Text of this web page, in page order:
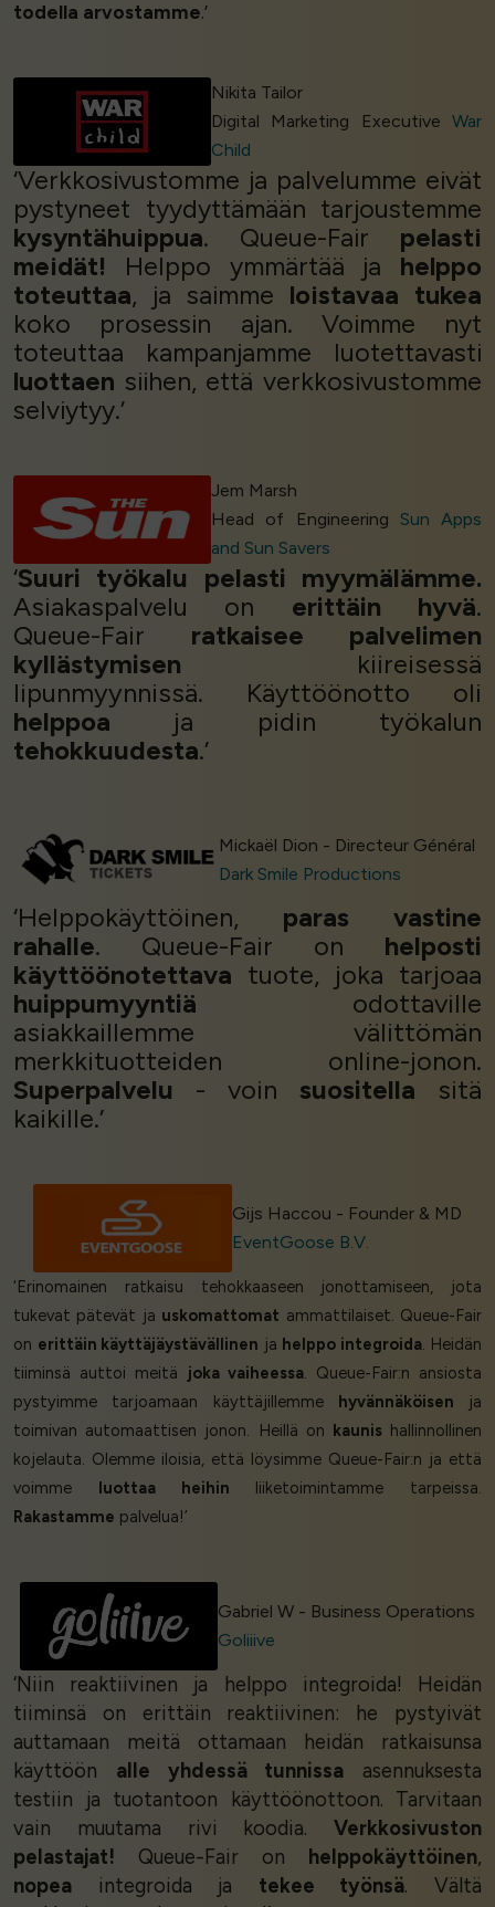
todella arvostamme.’
Nikita Tailor
Digital Marketing Executive War
Child
‘Verkkosivustomme ja palvelumme eivät
pystyneet tyydyttämään tarjoustemme
kysyntähuippua. Queue-Fair pelasti
meidät! Helppo ymmärtää ja helppo
toteuttaa, ja saimme loistavaa tukea
koko prosessin ajan. Voimme nyt
toteuttaa kampanjamme luotettavasti
luottaen siihen, että verkkosivustomme
selviytyy.’
Jem Marsh
Head of Engineering Sun Apps
and Sun Savers
‘Suuri työkalu pelasti myymälämme.
Asiakaspalvelu on erittäin hyvä.
Queue-Fair ratkaisee palvelimen
kyllästymisen kiireisessä
lipunmyynnissä. Käyttöönotto oli
helppoa ja pidin työkalun
tehokkuudesta.’
Mickaël Dion - Directeur Général
Dark Smile Productions
‘Helppokäyttöinen, paras vastine
rahalle. Queue-Fair on helposti
käyttöönotettava tuote, joka tarjoaa
huippumyyntiä odottaville
asiakkaillemme välittömän
merkkituotteiden online-jonon.
Superpalvelu - voin suositella sitä
kaikille.’
Gijs Haccou - Founder & MD
EventGoose B.V.
‘Erinomainen ratkaisu tehokkaaseen jonottamiseen, jota
tukevat pätevät ja uskomattomat ammattilaiset. Queue-Fair
on erittäin käyttäjäystävällinen ja helppo integroida. Heidän
tiiminsä auttoi meitä joka vaiheessa. Queue-Fair:n ansiosta
pystyimme tarjoamaan käyttäjillemme hyvännäköisen ja
toimivan automaattisen jonon. Heillä on kaunishallinnollinen
kojelauta. Olemme iloisia, että löysimme Queue-Fair:n ja että
voimme luottaa heihin liiketoimintamme tarpeissa.
Rakastamme palvelua!’
Gabriel W - Business Operations
Goliiive
‘Niin reaktiivinen ja helppo integroida! Heidän
tiiminsä on erittäin reaktiivinen: he pystyivät
auttamaan meitä ottamaan heidän ratkaisunsa
käyttöön alle yhdessä tunnissa asennuksesta
testiin ja tuotantoon käyttöönottoon. Tarvitaan
vain muutama rivi koodia. Verkkosivuston
pelastajat! Queue-Fair on helppokäyttöinen,
nopea integroida ja tekee työnsä. Vältä